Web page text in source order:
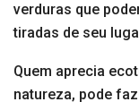
verduras que
tiradas de seu
Quem aprecia
natureza, pode